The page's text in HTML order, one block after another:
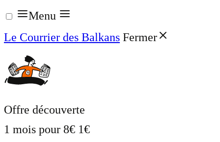
Aller
au
contenu
Menu
Le Courrier des Balkans Fermer
Offre découverte
1 mois pour 8€ 1€